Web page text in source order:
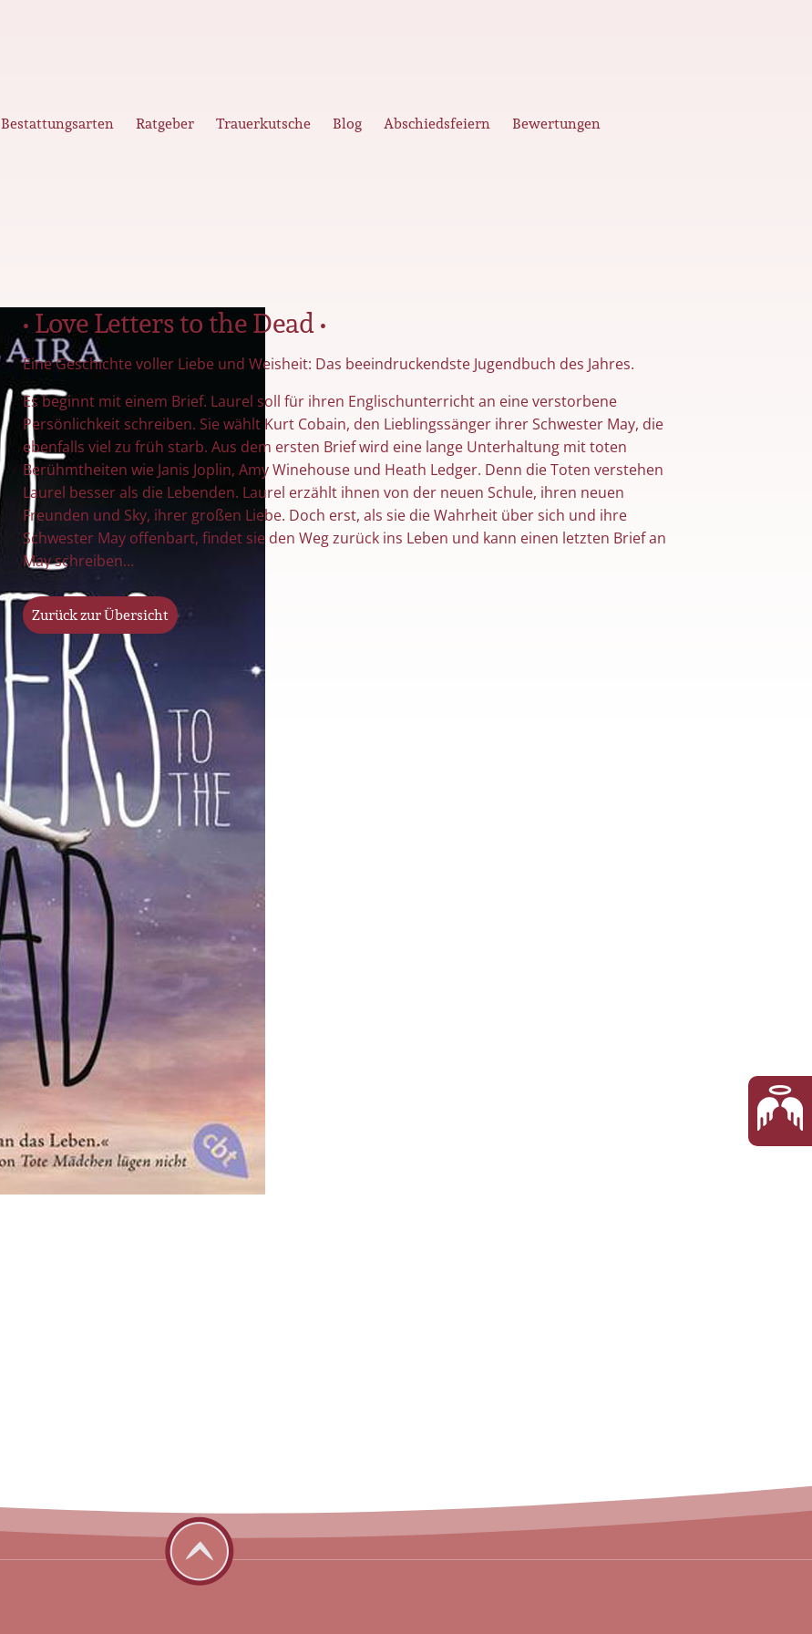
Bestattungsarten Ratgeber Trauerkutsche Blog Abschiedsfeiern Bewertungen
• Love Letters to the Dead •
Eine Geschichte voller Liebe und Weisheit: Das beeindruckendste Jugendbuch des Jahres.
Es beginnt mit einem Brief. Laurel soll für ihren Englischunterricht an eine verstorbene
Persönlichkeit schreiben. Sie wählt Kurt Cobain, den Lieblingssänger ihrer Schwester May, die
ebenfalls viel zu früh starb. Aus dem ersten Brief wird eine lange Unterhaltung mit toten
Berühmtheiten wie Janis Joplin, Amy Winehouse und Heath Ledger. Denn die Toten verstehen
Laurel besser als die Lebenden. Laurel erzählt ihnen von der neuen Schule, ihren neuen
Freunden und Sky, ihrer großen Liebe. Doch erst, als sie die Wahrheit über sich und ihre
Schwester May offenbart, findet sie den Weg zurück ins Leben und kann einen letzten Brief an
May schreiben…
Zurück zur Übersicht